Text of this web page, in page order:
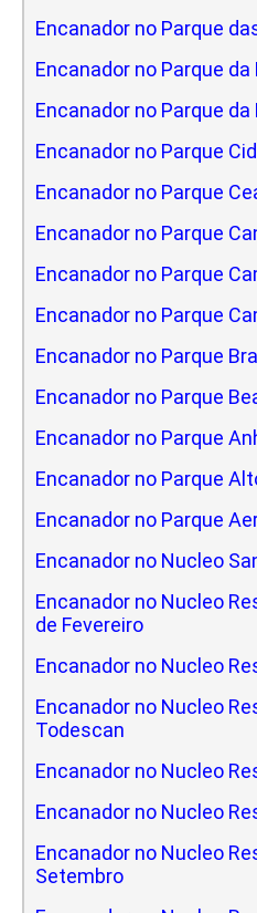
Encanador no Parque
Encanador no Parque da
Encanador no Parque da
Encanador no Parque
Encanador no Parque
Encanador no Parque
Encanador no Parque
Encanador no Parque
Encanador no Parque
Encanador no Parque
Encanador no Parque
Encanador no Parque
Encanador no Parque
Encanador no Nucleo
Encanador no Nucleo
de Fevereiro
Encanador no Nucleo
Encanador no Nucleo
Todescan
Encanador no Nucleo
Encanador no Nucleo
Encanador no Nucleo
Setembro